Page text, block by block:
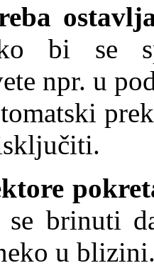
bi se
npr. u
brinuti
u